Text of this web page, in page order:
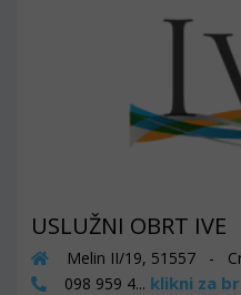
USLUŽNI OBRT IVE
Melin II/19, 51557 -
098 959 4... klikni za